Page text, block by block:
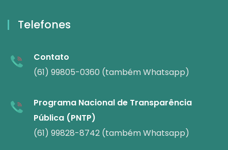
Telefones
Contato
(61) 99805-0360 (também Whatsapp)
Programa Nacional de Transparência
Pública (PNTP)
(61) 99828-8742 (também Whatsapp)